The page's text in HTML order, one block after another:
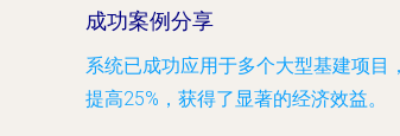
成功案例分享
系统已成功应用于多个大型基建项
提高25%，获得了显著的经济效益。